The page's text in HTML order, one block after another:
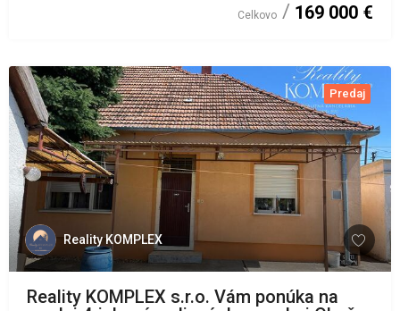
Celkovo 169 000 €
Predaj
Reality KOMPLEX
Reality KOMPLEX s.r.o. Vám ponúka na